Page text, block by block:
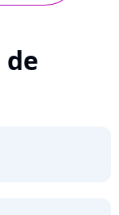
de